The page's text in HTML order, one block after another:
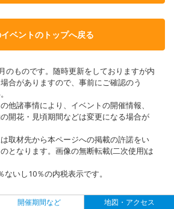
ベントのトップへ戻る
のものです。随時更新をしておりますが内
合がありますので、事前にご確認のう
他諸事情により、イベントの開催情報、
開花・見頃期間などは変更になる場合が
取材先から本ページへの掲載の許諾をい
となります。画像の無断転載(二次使用)は
いし10％の内税表示です。
開催期間など 地図・アクセス